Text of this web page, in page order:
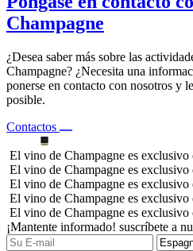
Champagne
¿Desea saber más sobre las
Champagne? ¿Necesita una
ponerse en contacto con nosotros y
posible.
Contactos
El vino de Champagne es exclusivo
El vino de Champagne es exclusivo
El vino de Champagne es exclusivo
El vino de Champagne es exclusivo
El vino de Champagne es exclusivo
¡Mantente informado! suscríbete a